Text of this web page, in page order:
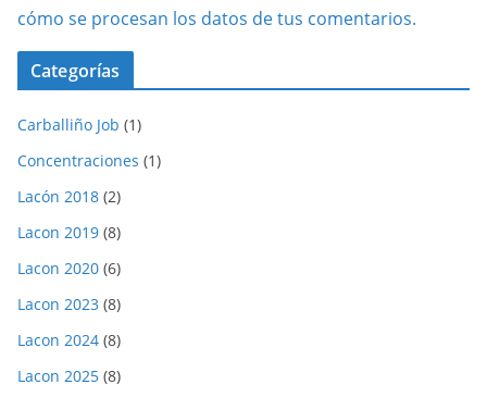
cómo se procesan los datos de tus comentarios.
Categorías
Carballiño Job (1)
Concentraciones (1)
Lacón 2018 (2)
Lacon 2019 (8)
Lacon 2020 (6)
Lacon 2023 (8)
Lacon 2024 (8)
Lacon 2025 (8)